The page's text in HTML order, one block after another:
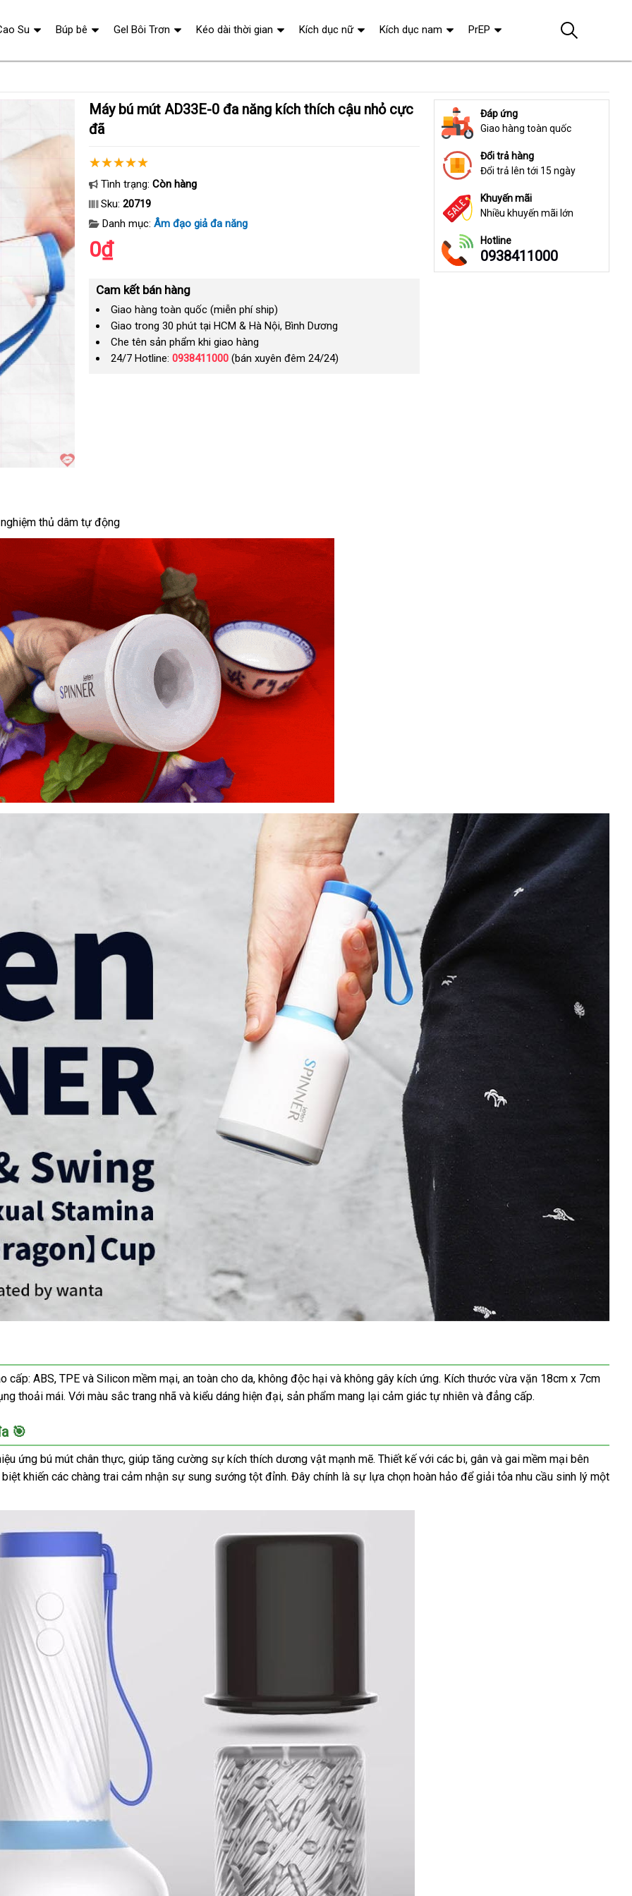
Máy bú mút AD33E-0 đa năng kích thích cậu nhỏ cực
đã
Tình trạng: Còn hàng
Sku: 20719
Danh mục: Âm đạo giả đa năng
0₫
Cam kết bán hàng
Giao hàng toàn quốc (miễn phí ship)
Giao trong 30 phút tại HCM & Hà Nội, Bình Dương
Che tên sản phẩm khi giao hàng
24/7 Hotline: 0938411000(bán xuyên đêm 24/24)
Đáp ứng
Giao hàng toàn quốc
Đổi trả hàng
Đổi trả lên tới 15 ngày
Khuyến mãi
Nhiều khuyến mãi lớn
Hotline
0938411000
thủ dâm tự động
ABS, TPE và Silicon mềm mại, an toàn cho da, không độc hại và không gây kích ứng. Kích thước vừa vặn 18cm x 7cm
thoải mái. Với màu sắc trang nhã và kiểu dáng hiện đại, sản phẩm mang lại cảm giác tự nhiên và đẳng cấp.
🎯
ứng bú mút chân thực, giúp tăng cường sự kích thích dương vật mạnh mẽ. Thiết kế với các bi, gân và gai mềm mại bên
khiến các chàng trai cảm nhận sự sung sướng tột đỉnh. Đây chính là sự lựa chọn hoàn hảo để giải tỏa nhu cầu sinh lý một
Su Búp bê Gel Bôi Trơn Kéo dài thời gian Kích dục nữ Kích dục nam PrEP